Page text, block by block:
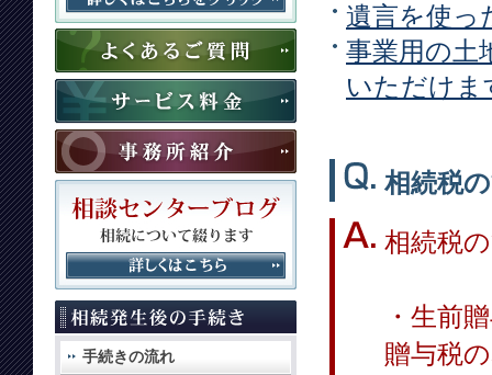
遺言を使っ
事業用の土
いただけま
相続税
相続税
・生前
贈与税
手続きの流れ